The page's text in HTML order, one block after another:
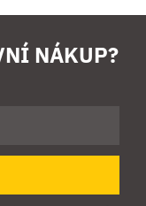
NÁKUP?